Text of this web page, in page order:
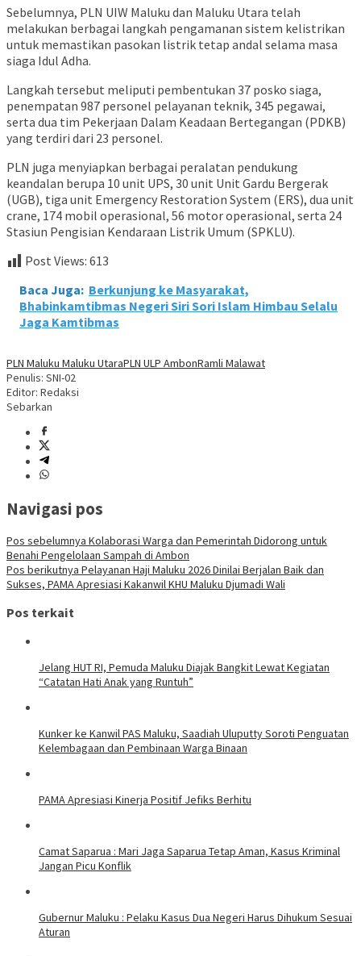
Sebelumnya, PLN UIW Maluku dan Maluku Utara telah
melakukan berbagai langkah pengamanan sistem kelistrikan
untuk memastikan pasokan listrik tetap andal selama masa
siaga Idul Adha.
Langkah tersebut meliputi pembentukan 37 posko siaga,
penempatan 987 personel pelayanan teknik, 345 pegawai,
serta dua tim Pekerjaan Dalam Keadaan Bertegangan (PDKB)
yang terdiri dari 23 personel.
PLN juga menyiapkan berbagai peralatan pendukung
keandalan berupa 10 unit UPS, 30 unit Unit Gardu Bergerak
(UGB), tiga unit Emergency Restoration System (ERS), dua unit
crane, 174 mobil operasional, 56 motor operasional, serta 24
Stasiun Pengisian Kendaraan Listrik Umum (SPKLU).
Post Views: 613
Baca Juga: Berkunjung ke Masyarakat,
Bhabinkamtibmas Negeri Siri Sori Islam Himbau Selalu
Jaga Kamtibmas
PLN Maluku Maluku UtaraPLN ULP AmbonRamli Malawat
Penulis: SNI-02
Editor: Redaksi
Sebarkan
Navigasi pos
Pos sebelumnya Kolaborasi Warga dan Pemerintah Didorong untuk
Benahi Pengelolaan Sampah di Ambon
Pos berikutnya Pelayanan Haji Maluku 2026 Dinilai Berjalan Baik dan
Sukses, PAMA Apresiasi Kakanwil KHU Maluku Djumadi Wali
Pos terkait
Jelang HUT RI, Pemuda Maluku Diajak Bangkit Lewat Kegiatan
“Catatan Hati Anak yang Runtuh”
Kunker ke Kanwil PAS Maluku, Saadiah Uluputty Soroti Penguatan
Kelembagaan dan Pembinaan Warga Binaan
PAMA Apresiasi Kinerja Positif Jefiks Berhitu
Camat Saparua : Mari Jaga Saparua Tetap Aman, Kasus Kriminal
Jangan Picu Konflik
Gubernur Maluku : Pelaku Kasus Dua Negeri Harus Dihukum Sesuai
Aturan